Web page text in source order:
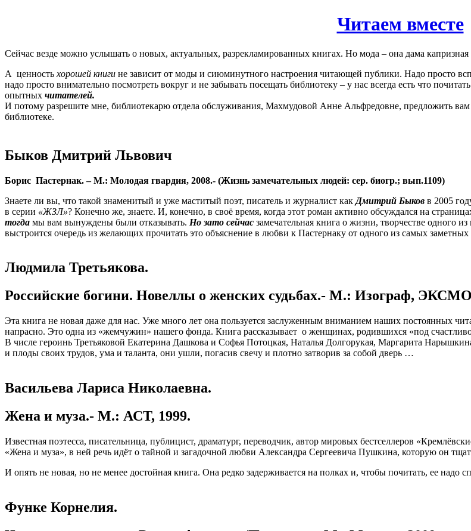
Читаем вместе
Сейчас везде можно услышать о новых, актуальных, разрекламированных книгах. Но мода – она дама
А ценность хорошей книги не зависит от моды и сиюминутного настроения читающей публики. Надо просто
надо просто внимательно посмотреть вокруг и не забывать посещать библиотеку – у нас всегда есть что
опытных читателей.
И потому разрешите мне, библиотекарю отдела обслуживания, Махмудовой Анне Альфредовне, предложить
библиотеке.
Быков Дмитрий Львович
Борис Пастернак. – М.: Молодая гвардия, 2008.- (Жизнь замечательных людей: сер. биогр.; вып.1109)
Знаете ли вы, что такой знаменитый и уже маститый поэт, писатель и журналист как Дмитрий Быков в 2005
в серии «ЖЗЛ»? Конечно же, знаете. И, конечно, в своё время, когда этот роман активно обсуждался на
тогда мы вам вынуждены были отказывать. Но зато сейчас замечательная книга о жизни, творчестве одного
выстроится очередь из желающих прочитать это объяснение в любви к Пастернаку от одного из самых заметных
Людмила Третьякова.
Российские богини. Новеллы о женских судьбах.- М.: Изограф,
Эта книга не новая даже для нас. Уже много лет она пользуется заслуженным вниманием наших постоянных
напрасно. Это одна из «жемчужин» нашего фонда. Книга рассказывает о женщинах, родившихся «под
В числе героинь Третьяковой Екатерина Дашкова и Софья Потоцкая, Наталья Долгорукая, Маргарита
и плоды своих трудов, ума и таланта, они ушли, погасив свечу и плотно затворив за собой дверь …
Васильева Лариса Николаевна.
Жена и муза.- М.: АСТ, 1999.
Известная поэтесса, писательница, публицист, драматург, переводчик, автор мировых бестселлеров
«Жена и муза», в ней речь идёт о тайной и загадочной любви Александра Сергеевича Пушкина, которую он
И опять не новая, но не менее достойная книга. Она редко задерживается на полках и, чтобы почитать, ее надо
Функе Корнелия.